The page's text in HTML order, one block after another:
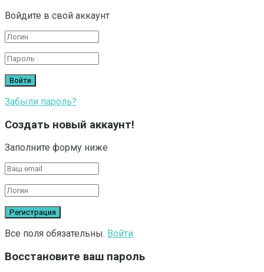
Войдите в свой аккаунт
Забыли пароль?
Создать новый аккаунт!
Заполните форму ниже
Все поля обязательны. Войти
Восстановите ваш пароль